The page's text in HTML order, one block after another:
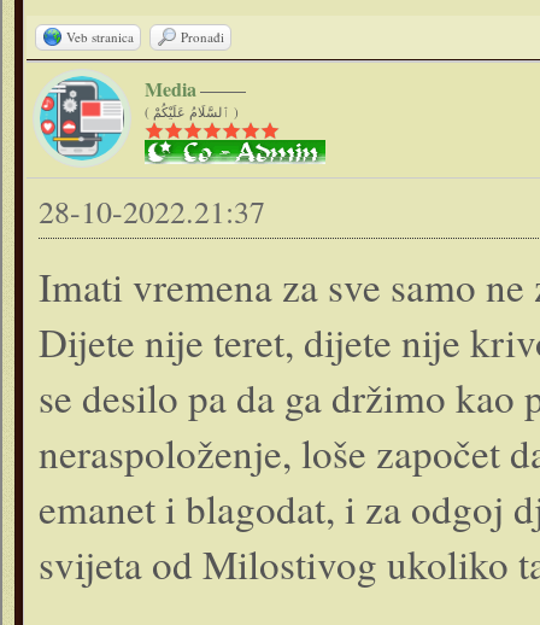
Veb stranica Pronađi
Media
( ٱلسَّلَامُ عَلَيْكُمْ )
28-10-2022.21:37
Imati vremena za sve samo
Dijete nije teret, dijete nije
se desilo pa da ga držimo
neraspoloženje, loše započet
emanet i blagodat, i za odgoj
svijeta od Milostivog ukoliko